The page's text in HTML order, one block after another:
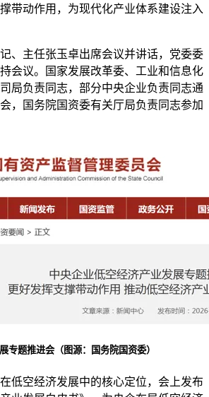
带动作用，为现代化产业体系建设注入
、主任张玉卓出席会议并讲话，党委委
会议。国家发展改革委、工业和信息化
局负责同志，部分中央企业负责同志通
，国务院国资委有关厅局负责同志参加
专题推进会（图源：国务院国资委）
低空经济发展中的核心定位，会上发布